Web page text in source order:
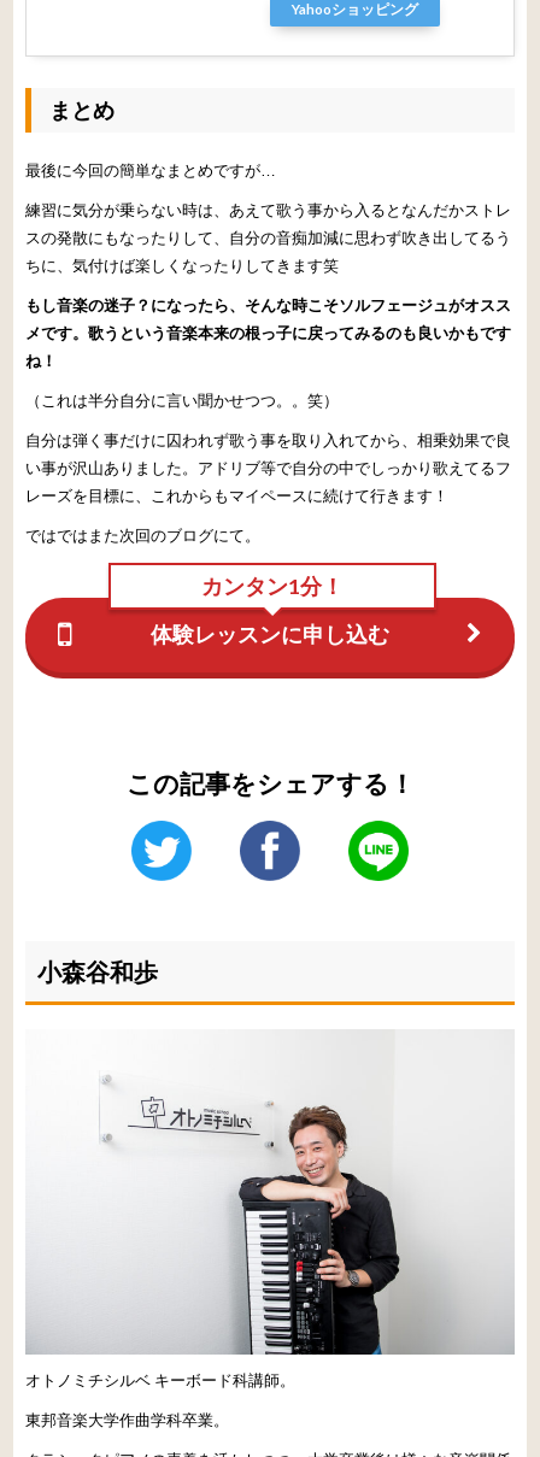
Yahooショッピング
まとめ
最後に今回の簡単なまとめですが…
練習に気分が乗らない時は、あえて歌う事から入るとなんだかストレ
スの発散にもなったりして、自分の音痴加減に思わず吹き出してるう
ちに、気付けば楽しくなったりしてきます笑
もし音楽の迷子？になったら、そんな時こそソルフェージュがオスス
メです。歌うという音楽本来の根っ子に戻ってみるのも良いかもです
ね！
（これは半分自分に言い聞かせつつ。。笑）
自分は弾く事だけに囚われず歌う事を取り入れてから、相乗効果で良
い事が沢山ありました。アドリブ等で自分の中でしっかり歌えてるフ
レーズを目標に、これからもマイペースに続けて行きます！
ではではまた次回のブログにて。
カンタン1分！
体験レッスンに申し込む
この記事をシェアする！
小森谷和歩
オトノミチシルベ キーボード科講師。
東邦音楽大学作曲学科卒業。